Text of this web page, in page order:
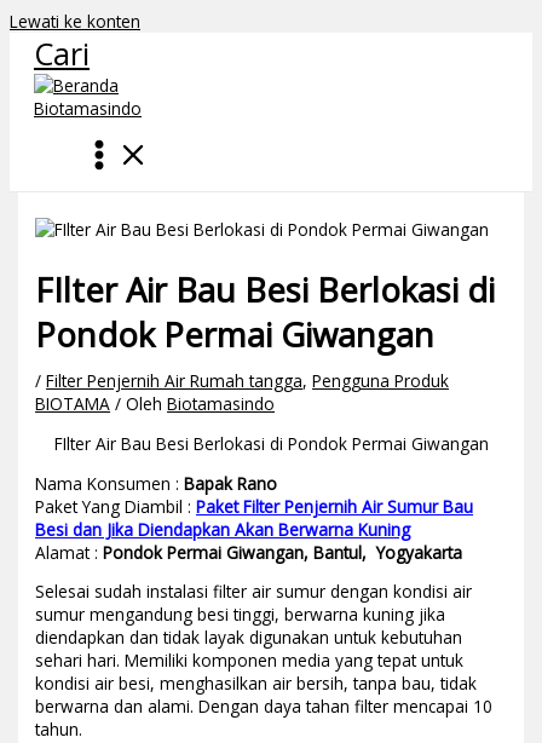
Lewati ke konten
Cari
FIlter Air Bau Besi Berlokasi di
Pondok Permai Giwangan
/Filter Penjernih Air Rumah tangga,Pengguna Produk
BIOTAMA / OlehBiotamasindo
FIlter Air Bau Besi Berlokasi di Pondok Permai Giwangan
Nama Konsumen :Bapak Rano
Paket Yang Diambil :Paket Filter Penjernih Air Sumur Bau
Besi dan Jika Diendapkan Akan Berwarna Kuning
Alamat :Pondok Permai Giwangan, Bantul, Yogyakarta
Selesai sudah instalasi filter air sumur dengan kondisi air
sumur mengandung besi tinggi, berwarna kuning jika
diendapkan dan tidak layak digunakan untuk kebutuhan
sehari hari. Memiliki komponen media yang tepat untuk
kondisi air besi, menghasilkan air bersih, tanpa bau, tidak
berwarna dan alami. Dengan daya tahan filter mencapai 10
tahun.